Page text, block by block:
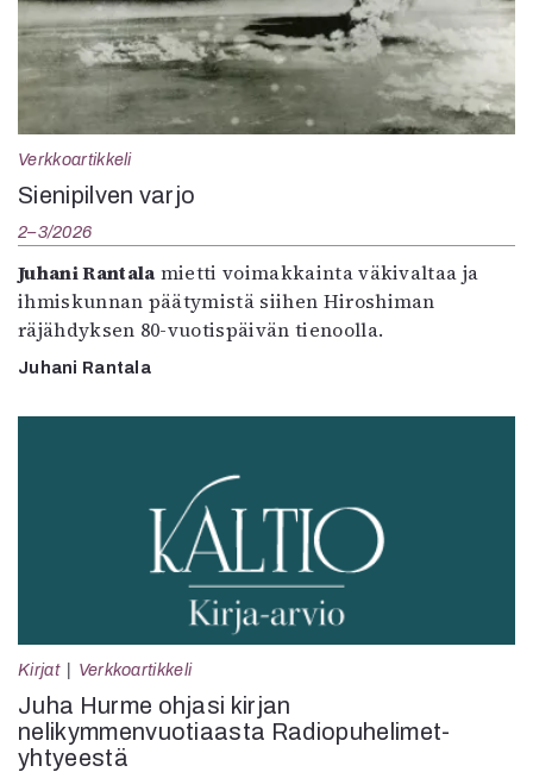
Verkkoartikkeli
Sienipilven varjo
2–3/2026
Juhani Rantala mietti voimakkainta väkivaltaa ja
ihmiskunnan päätymistä siihen Hiroshiman
räjähdyksen 80-vuotispäivän tienoolla.
Juhani Rantala
Kirjat Verkkoartikkeli
Juha Hurme ohjasi kirjan
nelikymmenvuotiaasta Radiopuhelimet-
yhtyeestä